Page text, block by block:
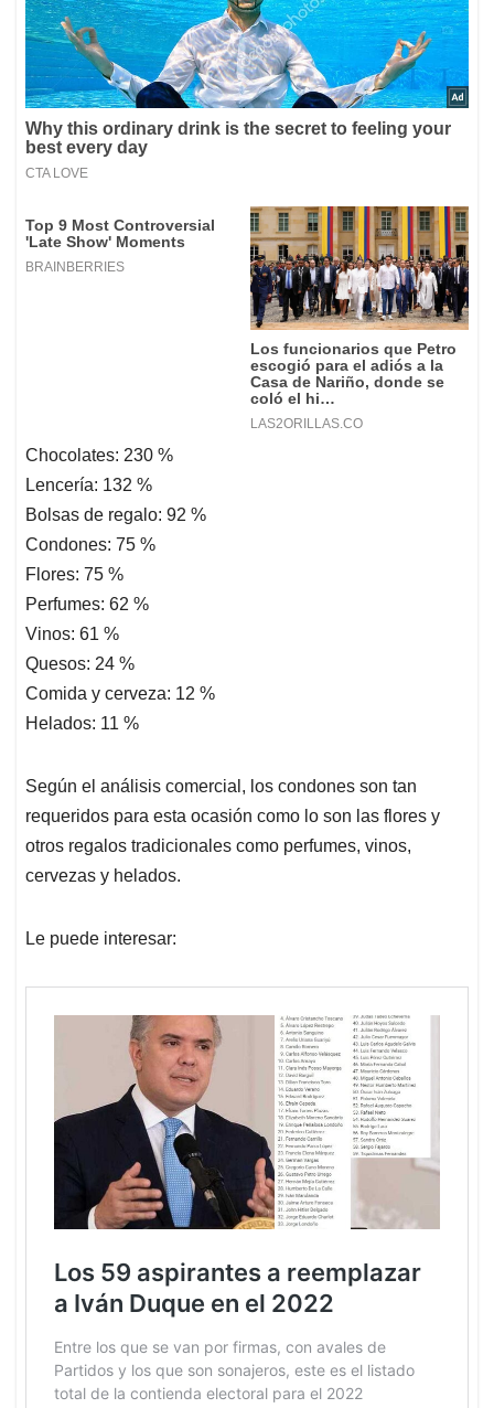
Chocolates: 230 %
Lencería: 132 %
Bolsas de regalo: 92 %
Condones: 75 %
Flores: 75 %
Perfumes: 62 %
Vinos: 61 %
Quesos: 24 %
Comida y cerveza: 12 %
Helados: 11 %
Según el análisis comercial, los condones son tan
requeridos para esta ocasión como lo son las flores y
otros regalos tradicionales como perfumes, vinos,
cervezas y helados.
Le puede interesar: